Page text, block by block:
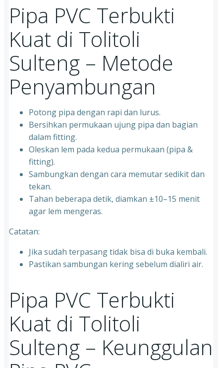
Pipa PVC Terbukti
Kuat di Tolitoli
Sulteng – Metode
Penyambungan
Potong pipa dengan rapi dan lurus.
Bersihkan permukaan ujung pipa dan bagian
dalam fitting.
Oleskan lem pada kedua permukaan (pipa &
fitting).
Sambungkan dengan cara memutar sedikit dan
tekan.
Tahan beberapa detik, diamkan ±10–15 menit
agar lem mengeras.
Catatan:
Jika sudah terpasang tidak bisa di buka kembali.
Pastikan sambungan kering sebelum dialiri air.
Pipa PVC Terbukti
Kuat di Tolitoli
Sulteng – Keunggulan